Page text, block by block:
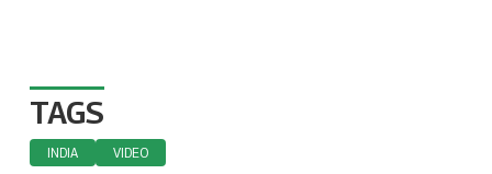
TAGS
INDIA VIDEO